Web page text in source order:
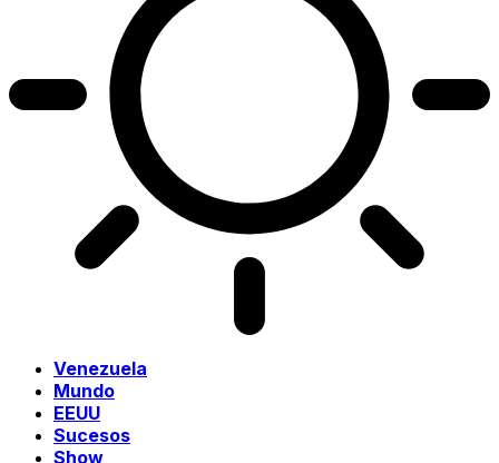
Venezuela
Mundo
EEUU
Sucesos
Show